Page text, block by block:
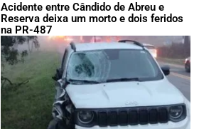
Acidente entre Cândido de Abreu e
Reserva deixa um morto e dois feridos
na PR-487